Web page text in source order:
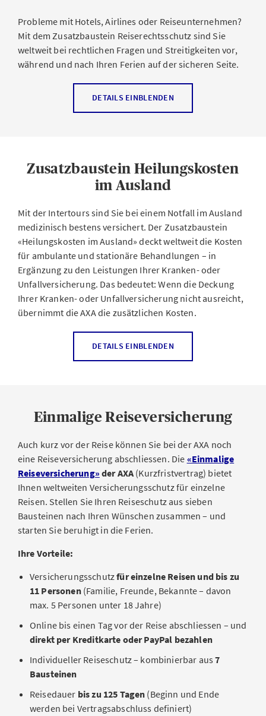
JETZT PRÄMIE BERECHNEN
Wohnmotorwagen, Lieferwagen, Kleinbusse sowie
Anhänger, die mit dem versicherten Fahrzeug
zugelassen sind.
Nicht versichert ist u. a. der Selbstbehalt für
Haftpflichtschäden gegenüber Dritten.
Bitte beachten Sie: Dieser Baustein kann nicht einzeln
JETZT PRÄMIE BERECHNEN
Probleme mit Hotels, Airlines oder Reiseunternehmen?
Mit dem Zusatzbaustein Reiserechtsschutz sind Sie
weltweit bei rechtlichen Fragen und Streitigkeiten vor,
während und nach Ihren Ferien auf der sicheren Seite.
Der Zusatzbaustein Reiserechtsschutz unterstützt Sie
bei Fragen oder Streitigkeiten rund um folgende Fälle:
Beförderungs-, Beherbergungs- oder
Pauschalreiseverträge
Strafverfahren (z. B. Strassenverkehrsdelikte) sowie
Verfahren über den Entzug von Schweizer Führer-
und Fahrzeugausweisen
Einfordern ausservertraglicher
Schadenersatzansprüche
Mietfahrzeugverträge
private Personenversicherungen, Schweizer
Anwältin oder Anwalt
Gutachten
Verfahren im Falle eines Strafbefehls eines
Strassenverkehrsamtes
Prozess- oder Parteienentschädigungen
Mediations- und Schiedsgerichtsverfahren
Vorschuss für Strafkautionen (zur Vermeidung einer
Untersuchungshaft)
Übersetzungen (bei Rechtsfällen mit Auslandsbezug)
Reisen (zu notwendigen Gerichtsverhandlungen im
Ausland)
Inkasso (z. B. Betreibungsverfahren)
Bitte beachten Sie: Dieser Baustein kann nicht einzeln
abgeschlossen werden, sondern nur in Kombination mit
mindestens einem der Basisbausteine.
JETZT PRÄMIE BERECHNEN
DETAILS EINBLENDEN
Zusatzbaustein Heilungskosten
im Ausland
Mit der Intertours sind Sie bei einem Notfall im Ausland
medizinisch bestens versichert. Der Zusatzbaustein
«Heilungskosten im Ausland» deckt weltweit die Kosten
für ambulante und stationäre Behandlungen – in
Ergänzung zu den Leistungen Ihrer Kranken- oder
Unfallversicherung. Das bedeutet: Wenn die Deckung
Ihrer Kranken- oder Unfallversicherung nicht ausreicht,
übernimmt die AXA die zusätzlichen Kosten.
Bei einem medizinischen Notfall kann eine
Auslandsreise schnell zu erheblichen Kosten führen.
Grundversicherung maximal den doppelten Betrag, den
Der Zusatzbaustein«Heilungskosten im Ausland»
übernimmt die Kosten für:
Notfallmässige, wissenschaftlich anerkannte sowie
zweckdienliche ambulante und stationäre
Behandlungen ausserhalb der Schweiz. Hinweis: Ein
Notfall liegt vor, wenn Versicherte bei einem
vorübergehenden Auslandsaufenthalt eine
medizinische Behandlung benötigen und eine
Bitte beachten Sie:
Der Zusatzbaustein «Heilungskosten im Ausland»
kann nurin Kombination mit dem Basisbaustein
«Personenassistance»abgeschlossen werden. Dieser
deckt u. a. Rettungs- und Bergungskosten und ist für
alle Reisen zu empfehlen.
Diese Kombinationersetzt myTravel , die bisherige
Auslandskrankenversicherung der AXA.
DETAILS EINBLENDEN
Einmalige Reiseversicherung
Auch kurz vor der Reise können Sie bei der AXA noch
eine Reiseversicherung abschliessen. Die «Einmalige
Reiseversicherung» der AXA (Kurzfristvertrag) bietet
Ihnen weltweiten Versicherungsschutz für einzelne
Reisen. Stellen Sie Ihren Reiseschutz aus sieben
Bausteinen nach Ihren Wünschen zusammen – und
starten Sie beruhigt in die Ferien.
Ihre Vorteile:
Versicherungsschutzfür einzelne Reisen und bis zu
11 Personen(Familie, Freunde, Bekannte – davon
max. 5 Personen unter 18 Jahre)
Online bis einen Tag vor der Reise abschliessen – und
direkt per Kreditkarte oder PayPal bezahlen
Individueller Reiseschutz – kombinierbar aus7
Bausteinen
Reisedauer bis zu 125 Tagen (Beginn und Ende
werden bei Vertragsabschluss definiert)